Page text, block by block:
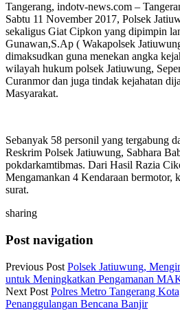
Tangerang, indotv-news.com –
Sabtu 11 November 2017, Polsek
sekaligus Giat Cipkon yang dipimpin
Gunawan,S.Ap ( Wakapolsek
dimaksudkan guna menekan angka
wilayah hukum polsek Jatiuwung,
Curanmor dan juga tindak kejahatan
Masyarakat.
Sebanyak 58 personil yang tergabung
Reskrim Polsek Jatiuwung, Sabhara
pokdarkamtibmas. Dari Hasil Razia
Mengamankan 4 Kendaraan bermotor,
surat.
sharing
Post navigation
Previous Post Polsek Jatiuwung,
untuk Meningkatkan Pengamanan
Next Post Polres Metro Tangerang
Penanggulangan Bencana Banjir